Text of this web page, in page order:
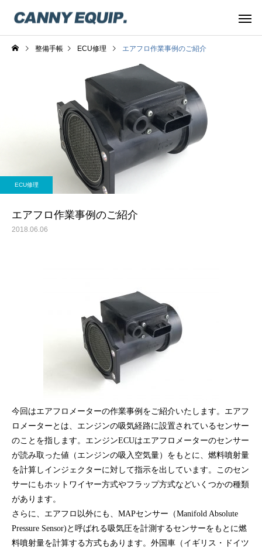
整備手帳 ECU修理 エアフロ作業事例のご紹介
ECU修理
エアフロ作業事例のご紹介
2018.06.06
今回はエアフロメーターの作業事例をご紹介いたします。エアフ
ロメーターとは、エンジンの吸気経路に設置されているセンサー
のことを指します。エンジンECUはエアフロメーターのセンサー
が読み取った値（エンジンの吸入空気量）をもとに、燃料噴射量
を計算しインジェクターに対して指示を出しています。このセン
サーにもホットワイヤー方式やフラップ方式などいくつかの種類
があります。
さらに、エアフロ以外にも、MAPセンサー（Manifold Absolute
Pressure Sensor)と呼ばれる吸気圧を計測するセンサーをもとに燃
料噴射量を計算する方式もあります。外国車（イギリス・ドイツ